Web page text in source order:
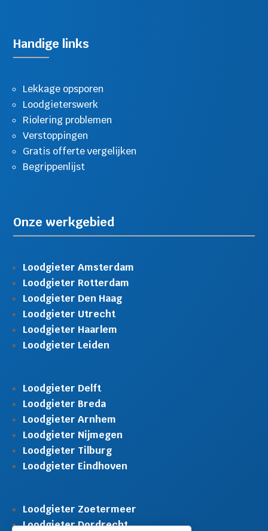
Handige links
Lekkage opsporen
Loodgieterswerk
Riolering problemen
Verstoppingen
Gratis offerte vergelijken
Begrippenlijst
Onze werkgebied
Loodgieter Amsterdam
Loodgieter Rotterdam
Loodgieter Den Haag
Loodgieter Utrecht
Loodgieter Haarlem
Loodgieter Leiden
Loodgieter Delft
Loodgieter Breda
Loodgieter Arnhem
Loodgieter Nijmegen
Loodgieter Tilburg
Loodgieter Eindhoven
Loodgieter Zoetermeer
Loodgieter Dordrecht